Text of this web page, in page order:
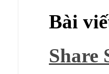
Bài
Share